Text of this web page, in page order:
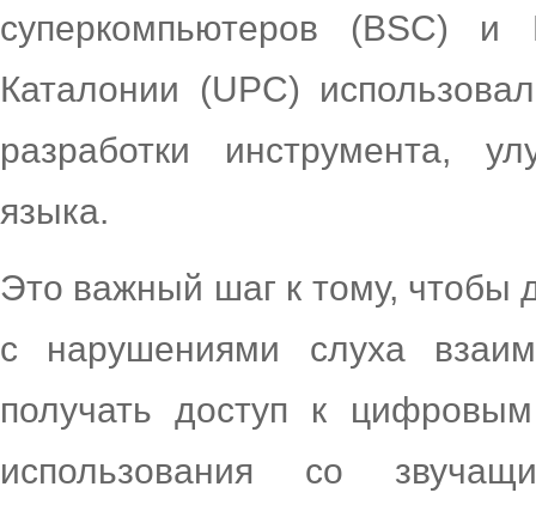
суперкомпьютеров (BSC) и
Каталонии (UPC)
разработки инструмента,
языка.
Это важный шаг к тому, чтобы
с нарушениями слуха
получать доступ к
использования со